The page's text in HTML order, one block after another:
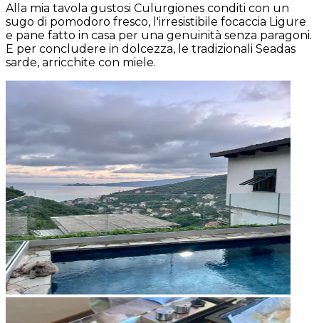
Alla mia tavola gustosi Culurgiones conditi con un
sugo di pomodoro fresco, l'irresistibile focaccia Ligure
e pane fatto in casa per una genuinità senza paragoni.
E per concludere in dolcezza, le tradizionali Seadas
sarde, arricchite con miele.